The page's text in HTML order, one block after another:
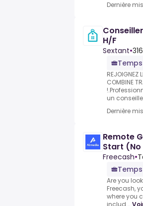
Dernière
H/F
Sextant•
REJOIGNEZ
COMBINE
un
Dernière
Remote
Start (No
Freecash•
Are you
Freecash,
where you